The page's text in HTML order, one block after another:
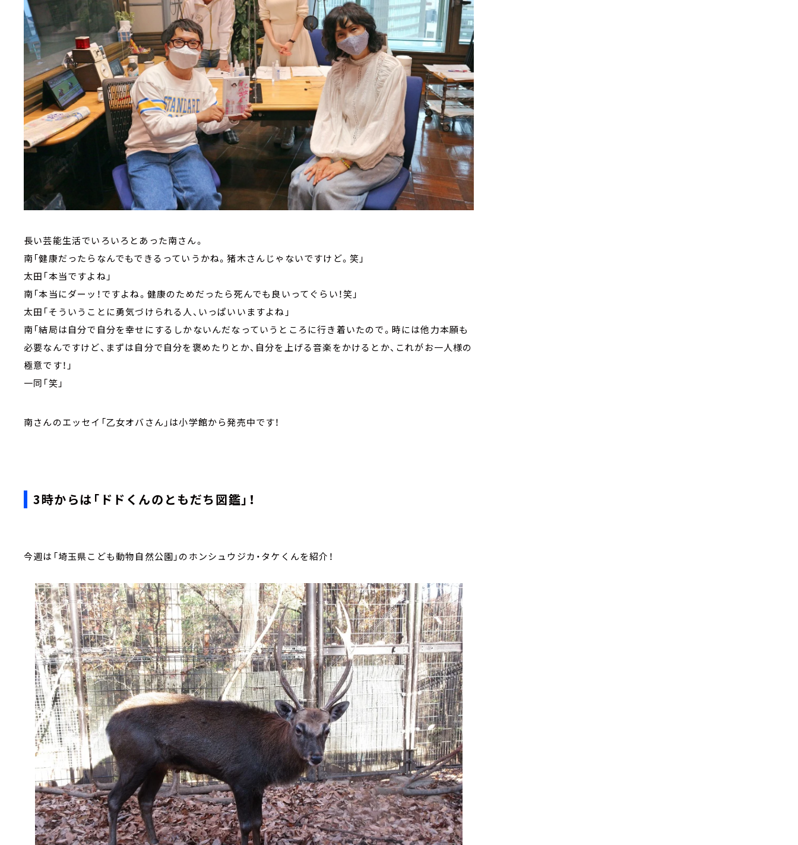
長い芸能生活でいろいろとあった南さん。
南「健康だったらなんでもできるっていうかね。猪木さんじゃないですけど。笑」
太田「本当ですよね」
南「本当にダーッ！ですよね。健康のためだったら死んでも良いってぐらい！笑」
太田「そういうことに勇気づけられる人、いっぱいいますよね」
南「結局は自分で自分を幸せにするしかないんだなっていうところに行き着いたので。時には他力本願も
必要なんですけど、まずは自分で自分を褒めたりとか、自分を上げる音楽をかけるとか、これがお一人様の
極意です！」
一同「笑」
南さんのエッセイ「乙女オバさん」は小学館から発売中です！
3時からは「ドドくんのともだち図鑑」！
今週は「埼玉県こども動物自然公園」のホンシュウジカ・タケくんを紹介！